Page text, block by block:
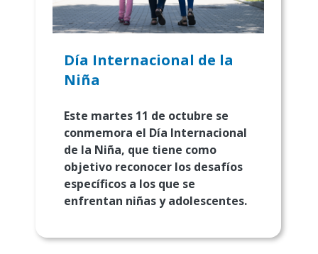
Día Internacional de la
Niña
Este martes 11 de octubre se
conmemora el Día Internacional
de la Niña, que tiene como
objetivo reconocer los desafíos
específicos a los que se
enfrentan niñas y adolescentes.